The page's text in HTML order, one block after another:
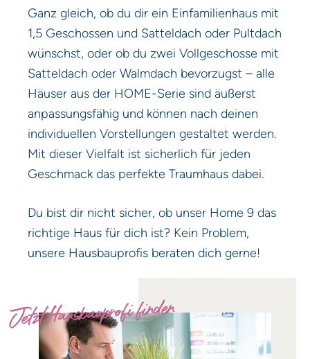
Ganz gleich, ob du dir ein Einfamilienhaus mit
1,5 Geschossen und Satteldach oder Pultdach
wünschst, oder ob du zwei Vollgeschosse mit
Satteldach oder Walmdach bevorzugst – alle
Häuser aus der HOME-Serie sind äußerst
anpassungsfähig und können nach deinen
individuellen Vorstellungen gestaltet werden.
Mit dieser Vielfalt ist sicherlich für jeden
Geschmack das perfekte Traumhaus dabei.
Du bist dir nicht sicher, ob unser Home 9 das
richtige Haus für dich ist? Kein Problem,
unsere Hausbauprofis beraten dich gerne!
Jetzt Hausbauprofi finden